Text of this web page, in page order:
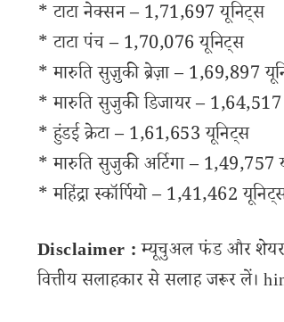
* टाटा नेक्सन – 1,71,697 यूनिट्स
* टाटा पंच – 1,70,076 यूनिट्स
* मारुति सुज़ुकी ब्रेज़ा – 1,69,897
* मारुति सुजुकी डिजायर –
* हुंडई क्रेटा – 1,61,653 यूनिट्स
* मारुति सुजुकी अर्टिगा – 1,49,757
* महिंद्रा स्कॉर्पियो – 1,41,462
Disclaimer :म्यूचुअल फंड और शेयर
वित्तीय सलाहकार से सलाह जरूर लें।